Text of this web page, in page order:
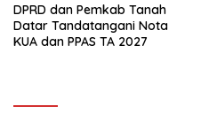
DPRD dan Pemkab Tanah
Datar Tandatangani Nota
KUA dan PPAS TA 2027